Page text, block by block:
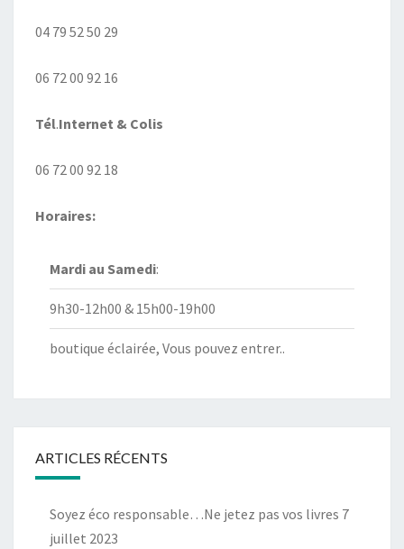
04 79 52 50 29
06 72 00 92 16
Tél.Internet & Colis
06 72 00 92 18
Horaires:
Mardi au Samedi:
9h30-12h00 & 15h00-19h00
boutique éclairée, Vous pouvez entrer..
ARTICLES RÉCENTS
Soyez éco responsable…Ne jetez pas vos livres 7
juillet 2023